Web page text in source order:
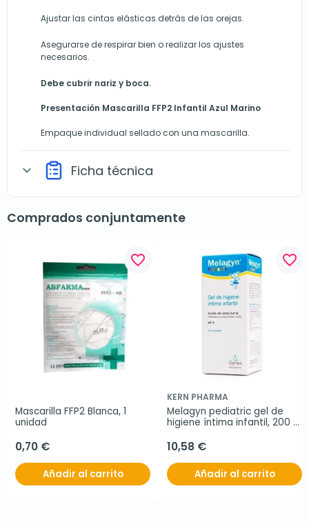
Ajustar las cintas elásticas detrás de las orejas.
Asegurarse de respirar bien o realizar los ajustes
necesarios.
Debe cubrir nariz y boca.
Presentación Mascarilla FFP2 Infantil Azul Marino
Empaque individual sellado con una mascarilla.
expand_more Ficha técnica
Comprados conjuntamente
favorite_border
Mascarilla FFP2 Blanca, 1
unidad
0,70 €
Añadir al carrito
favorite_border
KERN PHARMA
Melagyn pediatric gel de
higiene íntima infantil, 200
10,58 €
Añadir al carrito